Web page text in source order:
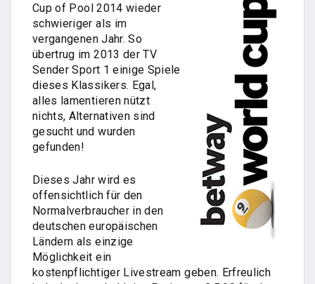
Cup of Pool 2014 wieder
schwieriger als im
vergangenen Jahr. So
übertrug im 2013 der TV
Sender Sport 1 einige Spiele
dieses Klassikers. Egal,
alles lamentieren nützt
nichts, Alternativen sind
gesucht und wurden
gefunden!
Dieses Jahr wird es
offensichtlich für den
Normalverbraucher in den
deutschen europäischen
Ländern als einzige
Möglichkeit ein
kostenpflichtiger Livestream geben. Erfreulich